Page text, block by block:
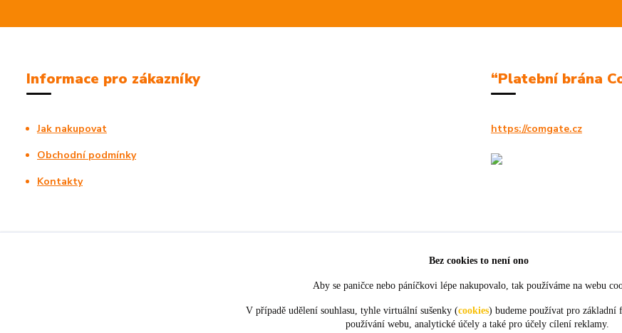
Informace pro zákazníky
Jak nakupovat
Obchodní podmínky
Kontakty
“Platební brána
https://comgate.cz
Bez cookies to není ono
Aby se paničce nebo páníčkovi lépe nakupovalo, tak používáme na webu
V případě udělení souhlasu, tyhle virtuální sušenky (cookies) budeme používat pro základní
používání webu, analytické účely a také pro účely cílení reklamy.